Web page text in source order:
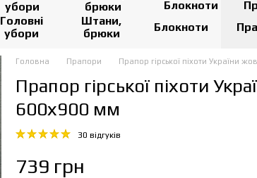
Головні
убори
Штани,
брюки
Блокноти
Головна Прапори Прапор гірської піхоти України
Прапор гірської піхоти
600х900 мм
30 відгуків
739 грн